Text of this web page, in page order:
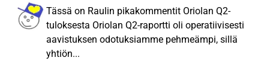
Tässä on Raulin pikakommentit Oriolan Q2-
tuloksesta Oriolan Q2-raportti oli operatiivisesti
aavistuksen odotuksiamme pehmeämpi, sillä
yhtiön...